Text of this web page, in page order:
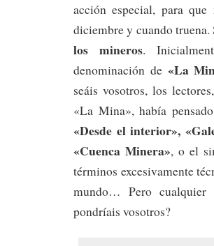
acción especial, para
diciembre y cuando truena.
los mineros.
denominación de «La
seáis vosotros, los
«La Mina», había
«Desde el interior»,
«Cuenca Minera», o el
términos excesivamente
mundo… Pero cualquier
pondríais vosotros?